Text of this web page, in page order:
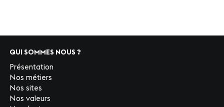
QUI SOMMES NOUS ?
Présentation
Nos métiers
Nos sites
Nos valeurs